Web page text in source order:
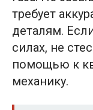
требует
деталям.
силах, не
помощью к
механику.